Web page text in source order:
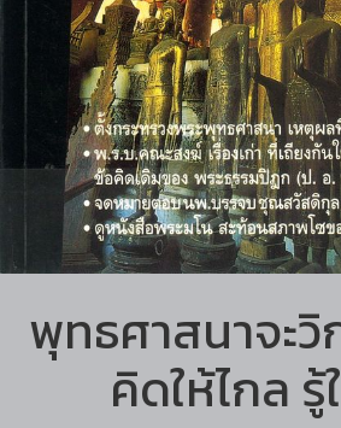
พุทธศาสนาจะ
คิดให้ไกล